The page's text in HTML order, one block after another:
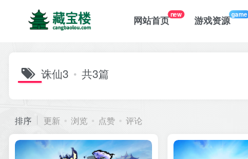
网站首页new 游戏资源game
诛仙3 共3篇
排序 更新 浏览 点赞 评论